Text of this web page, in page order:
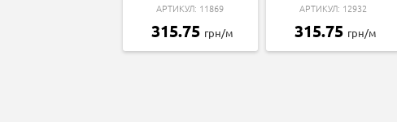
АРТИКУЛ: 11869
315.75 грн/м
АРТИКУЛ: 12932
315.75 грн/м